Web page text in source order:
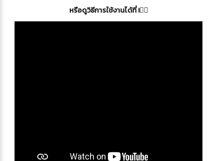
หรือดูวิธีการใช้งานได้ที่ !👇🏻